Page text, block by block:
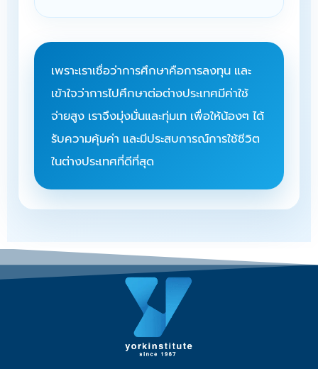
เพราะเราเชื่อว่าการศึกษาคือการลงทุน และ
เข้าใจว่าการไปศึกษาต่อต่างประเทศมีค่าใช้
จ่ายสูง เราจึงมุ่งมั่นและทุ่มเท เพื่อให้น้องๆ ได้
รับความคุ้มค่า และมีประสบการณ์การใช้ชีวิต
ในต่างประเทศที่ดีที่สุด